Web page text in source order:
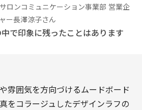
ロンコミュニケーション事業部 営業企
ー長澤涼子さん
中で印象に残ったことはあります
雰囲気を方向づけるムードボード
をコラージュしたデザインラフの